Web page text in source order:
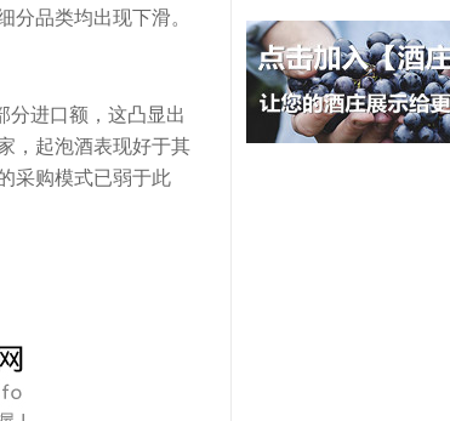
分品类均出现下滑。
进口额，这凸显出
，起泡酒表现好于其
采购模式已弱于此